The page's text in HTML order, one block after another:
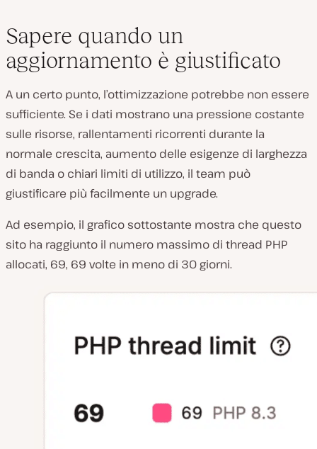
Sapere quando un
aggiornamento è giustificato
A un certo punto, l’ottimizzazione potrebbe non essere
sufficiente. Se i dati mostrano una pressione costante
sulle risorse, rallentamenti ricorrenti durante la
normale crescita, aumento delle esigenze di larghezza
di banda o chiari limiti di utilizzo, il team può
giustificare più facilmente un upgrade.
Ad esempio, il grafico sottostante mostra che questo
sito ha raggiunto il numero massimo di thread PHP
allocati, 69, 69 volte in meno di 30 giorni.